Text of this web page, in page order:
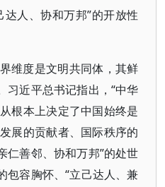
达人、协和万邦”的开放性
维度是文明共同体，其鲜
习近平总书记指出，“中华
根本上决定了中国始终是
展的贡献者、国际秩序的
仁善邻、协和万邦”的处世
包容胸怀、“立己达人、兼